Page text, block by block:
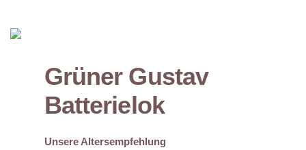
Grüner Gustav
Batterielok
Unsere Altersempfehlung